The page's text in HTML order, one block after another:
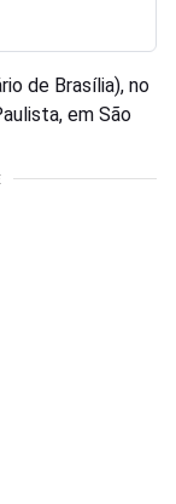
de Brasília), no
em São